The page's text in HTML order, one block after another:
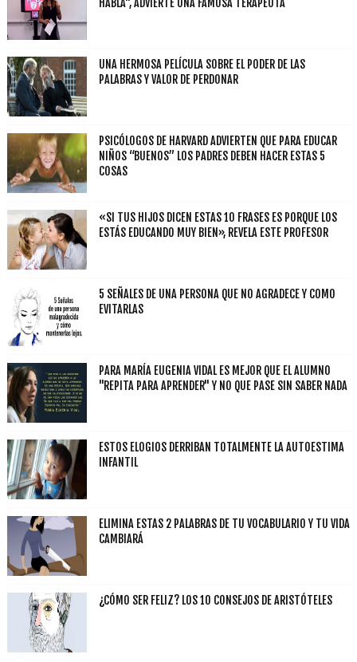
HABLA", ADVIERTE UNA FAMOSA TERAPEUTA
UNA HERMOSA PELÍCULA SOBRE EL PODER DE LAS
PALABRAS Y VALOR DE PERDONAR
PSICÓLOGOS DE HARVARD ADVIERTEN QUE PARA EDUCAR
NIÑOS “BUENOS” LOS PADRES DEBEN HACER ESTAS 5
COSAS
«SI TUS HIJOS DICEN ESTAS 10 FRASES ES PORQUE LOS
ESTÁS EDUCANDO MUY BIEN», REVELA ESTE PROFESOR
5 SEÑALES DE UNA PERSONA QUE NO AGRADECE Y COMO
EVITARLAS
PARA MARÍA EUGENIA VIDAL ES MEJOR QUE EL ALUMNO
"REPITA PARA APRENDER" Y NO QUE PASE SIN SABER NADA
ESTOS ELOGIOS DERRIBAN TOTALMENTE LA AUTOESTIMA
INFANTIL
ELIMINA ESTAS 2 PALABRAS DE TU VOCABULARIO Y TU VIDA
CAMBIARÁ
¿CÓMO SER FELIZ? LOS 10 CONSEJOS DE ARISTÓTELES